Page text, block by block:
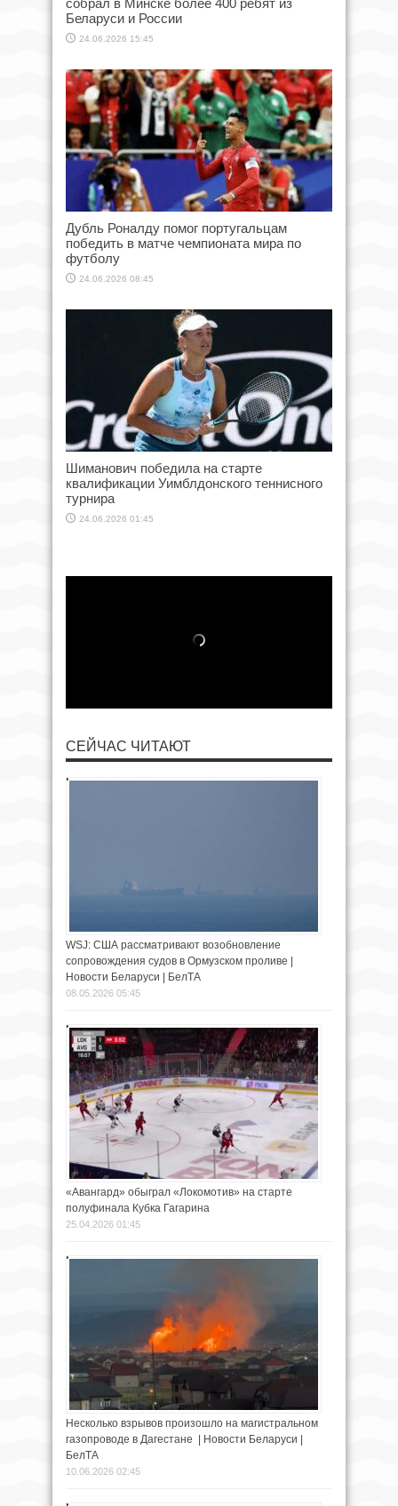
Беларуси и России
24.06.2026 15:45
Дубль Роналду помог португальцам
победить в матче чемпионата мира по
футболу
24.06.2026 08:45
Шиманович победила на старте
квалификации Уимблдонского теннисного
турнира
24.06.2026 01:45
СЕЙЧАС ЧИТАЮТ
WSJ: США рассматривают возобновление
сопровождения судов в Ормузском проливе |
Новости Беларуси | БелТА
08.05.2026 05:45
«Авангард» обыграл «Локомотив» на старте
полуфинала Кубка Гагарина
25.04.2026 01:45
Несколько взрывов произошло на магистральном
газопроводе в Дагестане | Новости Беларуси |
БелТА
10.06.2026 02:45